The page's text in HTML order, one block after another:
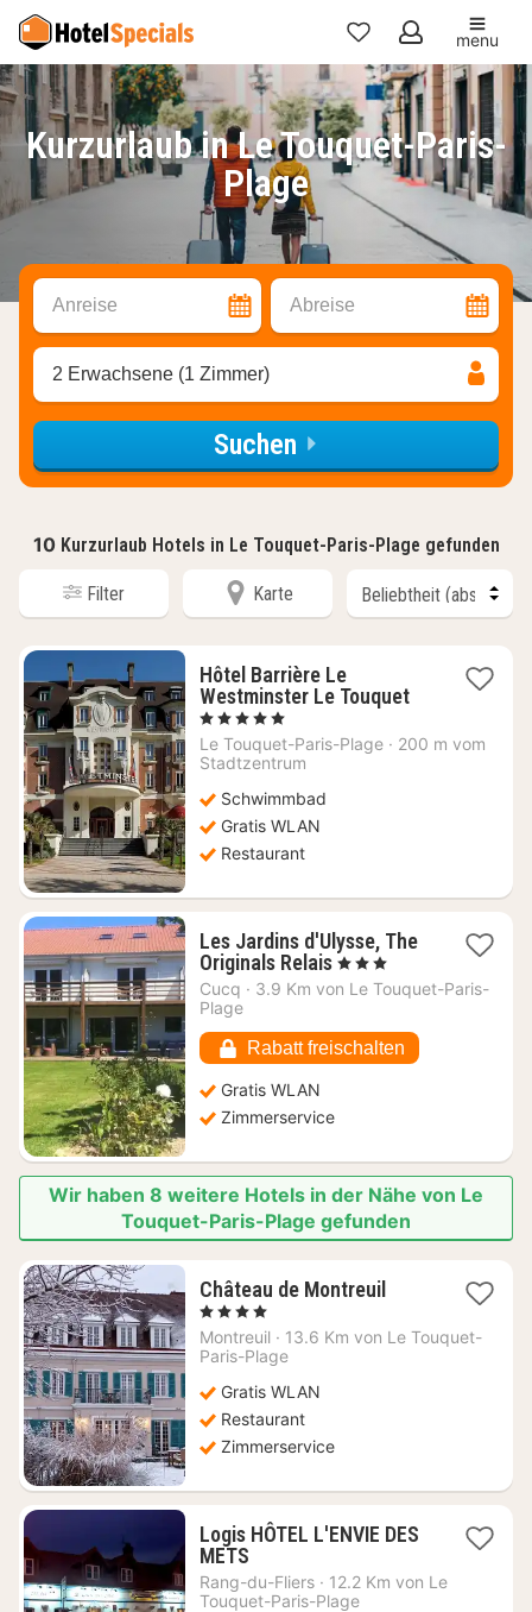
Meine
Favoriten
menu
Kurzurlaub in Le Touquet-Paris-
Plage
Anreise Abreise
2 Erwachsene (1 Zimmer)
Suchen
10 Kurzurlaub Hotels in Le Touquet-Paris-Plage gefunden
Filter Karte
Hôtel Barrière Le
Westminster Le Touquet1
ab
, 5 Sterne
Le Touquet-Paris-Plage · 200 m vom
Stadtzentrum
Schwimmbad
Gratis WLAN
Restaurant
Les Jardins d'Ulysse, The
Originals Relais1
Nacht
€
, 3 Sterne
Cucq · 3.9 Km von Le Touquet-Paris-
Plage
Rabatt freischalten
Gratis WLAN
Zimmerservice
Wir haben 8 weitere Hotels in der Nähe von Le
Touquet-Paris-Plage gefunden
Château de Montreuil1
ab
, 4 Sterne
Montreuil · 13.6 Km von Le Touquet-
Paris-Plage
Gratis WLAN
Restaurant
Zimmerservice
Logis HÔTEL L'ENVIE DES
METS1
Nacht
ab
Rang-du-Fliers · 12.2 Km von Le
Touquet-Paris-Plage